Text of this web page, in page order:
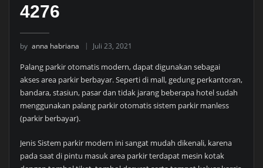
4276
by anna habriana Juli 23, 2021
Palang parkir otomatis modern, dapat digunakan sebagai
akses area parkir berbayar. Seperti di mall, gedung perkantoran,
bandara, stasiun, pasar dan tidak jarang beberapa hotel sudah
menggunakan palang parkir otomatis sistem parkir manless
(parkir berbayar).
Jenis Sistem parkir modern ini sangat mudah dikenali, karena
pada saat di pintu masuk area parkir terdapat mesin kotak